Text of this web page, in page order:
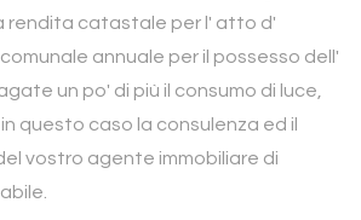
rendita catastale per l' atto d'
annuale per il possesso dell'
un po' di più il consumo di luce,
questo caso la consulenza ed il
vostro agente immobiliare di